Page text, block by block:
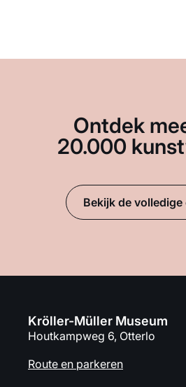
Ontdek
20.000
Bekijk de
Kröller-Müller Museum
Houtkampweg 6, Otterlo
Route en parkeren